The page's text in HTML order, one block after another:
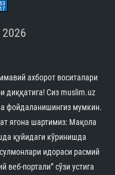
ахборот воситалари
диққатига! Сиз muslim.uz
фойдаланишингиз мумкин.
ягона шартимиз: Мақола
қуйидаги кўринишда
идораси расмий
веб-портали” сўзи устига